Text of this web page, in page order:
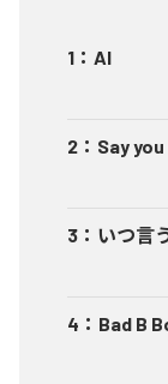
1 ： AI
2 ： Say
3 ： いつ言
4 ： Bad B